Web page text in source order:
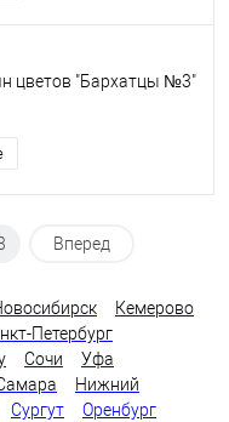
цветов "Бархатцы №3"
Вперед
Кемерово
Петербург
Сочи
Уфа
Нижний
Сургут
Оренбург